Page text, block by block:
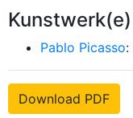
Kunstwerk(e)
Pablo Picasso:
Download PDF